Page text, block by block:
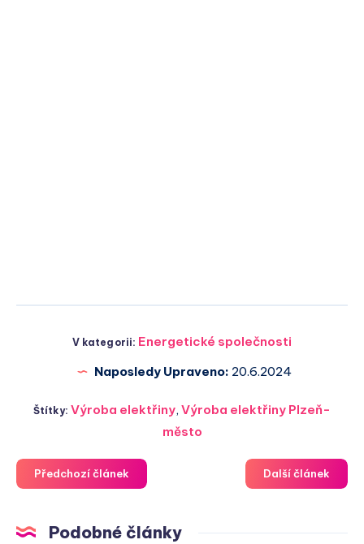
V kategorii: Energetické společnosti
Naposledy Upraveno: 20.6.2024
Štítky:Výroba elektřiny,Výroba elektřiny Plzeň-
město
Předchozí článek Další článek
Podobné články